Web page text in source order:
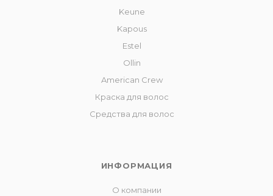
Keune
Kapous
Estel
Ollin
American Crew
Краска для волос
Средства для волос
ИНФОРМАЦИЯ
О компании